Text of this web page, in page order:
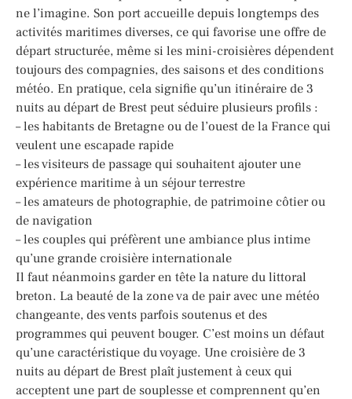
ne l’imagine. Son port accueille depuis longtemps des
activités maritimes diverses, ce qui favorise une offre de
départ structurée, même si les mini-croisières dépendent
toujours des compagnies, des saisons et des conditions
météo. En pratique, cela signifie qu’un itinéraire de 3
nuits au départ de Brest peut séduire plusieurs profils :
– les habitants de Bretagne ou de l’ouest de la France qui
veulent une escapade rapide
– les visiteurs de passage qui souhaitent ajouter une
expérience maritime à un séjour terrestre
– les amateurs de photographie, de patrimoine côtier ou
de navigation
– les couples qui préfèrent une ambiance plus intime
qu’une grande croisière internationale
Il faut néanmoins garder en tête la nature du littoral
breton. La beauté de la zone va de pair avec une météo
changeante, des vents parfois soutenus et des
programmes qui peuvent bouger. C’est moins un défaut
qu’une caractéristique du voyage. Une croisière de 3
nuits au départ de Brest plaît justement à ceux qui
acceptent une part de souplesse et comprennent qu’en